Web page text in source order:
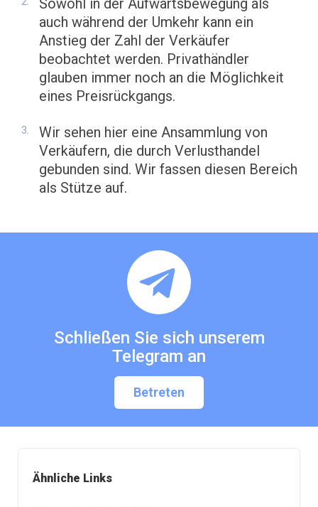
Ähnliche Links
Sowohl in der Aufwärtsbewegung als
auch während der Umkehr kann ein
Anstieg der Zahl der Verkäufer
beobachtet werden. Privathändler
glauben immer noch an die Möglichkeit
eines Preisrückgangs.
Wir sehen hier eine Ansammlung von
Verkäufern, die durch Verlusthandel
gebunden sind. Wir fassen diesen Bereich
als Stütze auf.
Schließen Sie sich unserem
Telegram an
Betreten